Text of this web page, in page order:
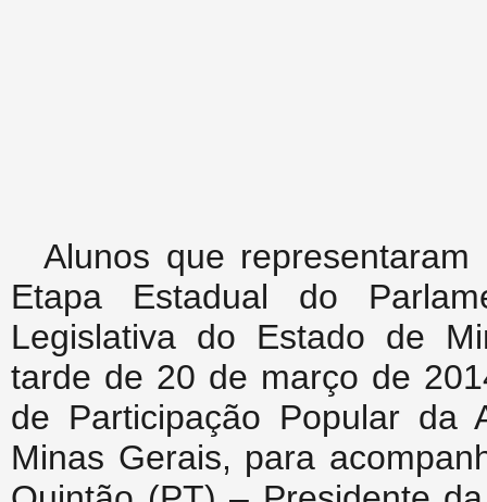
Alunos que
Etapa Estadual do
Legislativa do Estado de
tarde de 20 de março de
de Participação Popular da
Minas Gerais, para